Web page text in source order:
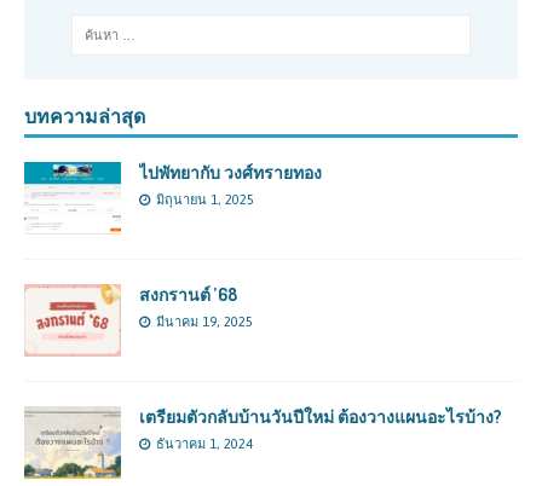
บทความล่าสุด
ไปพัทยากับ วงศ์ทรายทอง
มิถุนายน 1, 2025
สงกรานต์ ’68
มีนาคม 19, 2025
เตรียมตัวกลับบ้านวันปีใหม่ ต้องวางแผนอะไรบ้าง?
ธันวาคม 1, 2024